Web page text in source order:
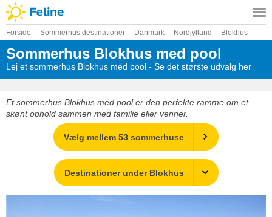
Forside Sommerhus destinationer Danmark Nordjylland Blokhus
Sommerhus Blokhus med pool
Lej et sommerhus Blokhus med pool - Se det største udvalg her
Et sommerhus Blokhus med pool er den perfekte ramme om et
skønt ophold sammen med familie eller venner.
Vælg mellem 53 sommerhuse
Destinationer under Blokhus